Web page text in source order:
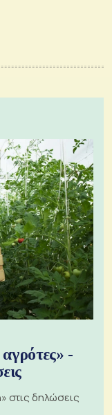
-
στις δηλώσεις